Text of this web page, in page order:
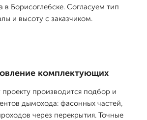
Борисоглебске. Согласуем тип
и высоту с заказчиком.
комплектующих
производится подбор и
дымохода: фасонных частей,
через перекрытия. Точные